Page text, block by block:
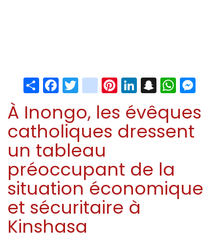
ShareFacebook
Twitter
instagram
Pinterest
LinkedIn
Snapchat
À Inongo, les évêques
catholiques dressent
un tableau
préoccupant de la
situation économique
et sécuritaire à
Kinshasa